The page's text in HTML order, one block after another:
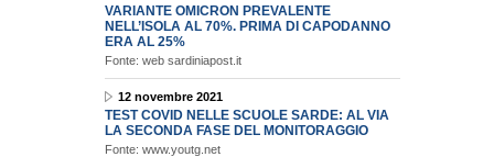
VARIANTE OMICRON PREVALENTE
NELL’ISOLA AL 70%. PRIMA DI CAPODANNO
ERA AL 25%
Fonte: web sardiniapost.it
12 novembre 2021
TEST COVID NELLE SCUOLE SARDE: AL VIA
LA SECONDA FASE DEL MONITORAGGIO
Fonte: www.youtg.net